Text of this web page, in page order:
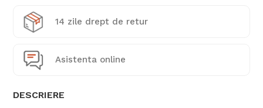
14 zile drept de retur
Asistenta online
DESCRIERE